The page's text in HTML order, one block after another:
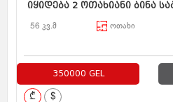
იყიდება 2 ოთახიანი ბინა
56 კვ.მ ოთახი
350000 GEL
₾ $